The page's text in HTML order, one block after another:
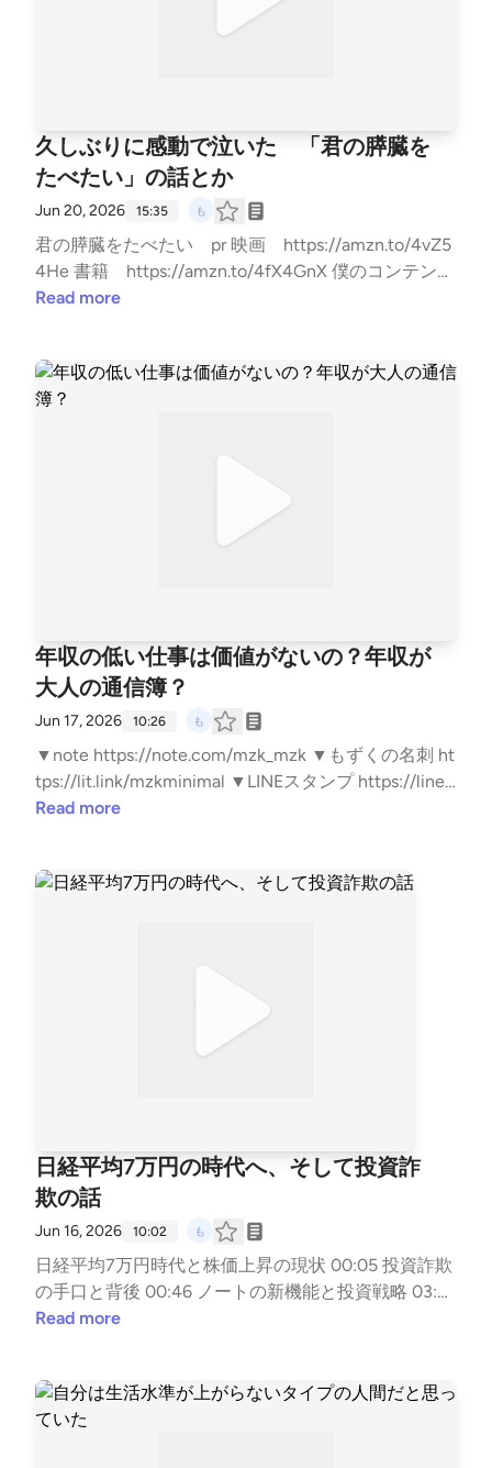
久しぶりに感動で泣いた 「君の膵臓を
たべたい」の話とか
Jun 20, 2026 15:35
君の膵臓をたべたい pr 映画 https://amzn.to/4vZ5
4He 書籍 https://amzn.to/4fX4GnX 僕のコンテンツ
▼note https://note.com/mzk_mzk ▼もずくの名刺 ht
stickerDetail ▼副業noteの教科書 https://amzn.to/4n
Read more
年収の低い仕事は価値がないの？年収が
大人の通信簿？
Jun 17, 2026 10:26
▼note https://note.com/mzk_mzk ▼もずくの名刺 ht
tps://lit.link/mzkminimal ▼LINEスタンプ https://line.
me/S/sticker/33818014/?lang=ja&utm_source=gnsh_
戦略 https://amzn.to/4mwERvV ▼自己紹介 https://n
Read more
日経平均7万円の時代へ、そして投資詐
欺の話
Jun 16, 2026 10:02
日経平均7万円時代と株価上昇の現状 00:05 投資詐欺
の手口と背後 00:46 ノートの新機能と投資戦略 03:55
投資における長期視点とリスク管理 06:49 エンディ
https://line.me/S/sticker/33818014/?lang=ja&utm_so
urce=gnsh_stickerDetail ▼副業noteの教科書 https://
Read more